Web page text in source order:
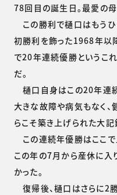
78回目の誕生日。最愛の母
この勝利で樋口はもうひ
初勝利を飾った1968年以
で20年連続優勝というこ
だ。
樋口自身はこの20年連
大きな故障や病気もなく
らこそ築き上げられた大記
この連続年優勝はここで
この年の7月から産休に入
かった。
復帰後、樋口はさらに2